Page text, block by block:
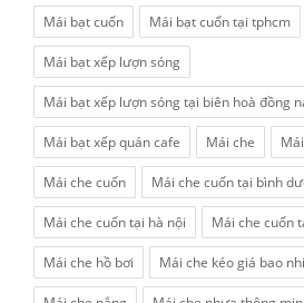
Mái bạt cuốn Mái bạt cuốn tại tphcm
Mái bạt xếp lượn sóng
Mái bạt xếp lượn sóng tại biên hoà đồng
Mái bạt xếp quán cafe Mái che
Mái che cuốn Mái che cuốn tại bình
Mái che cuốn tại hà nội Mái che cuốn
Mái che hồ bơi Mái che kéo giá bao